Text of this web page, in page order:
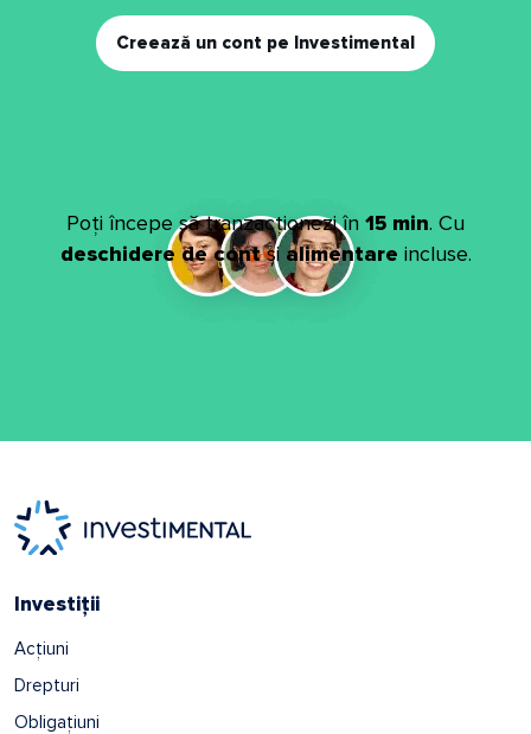
Creează un cont pe Investimental
Poți începe să tranzacționezi în 15 min. Cu
deschidere de contși alimentare incluse.
Investiții
Acțiuni
Drepturi
Obligațiuni